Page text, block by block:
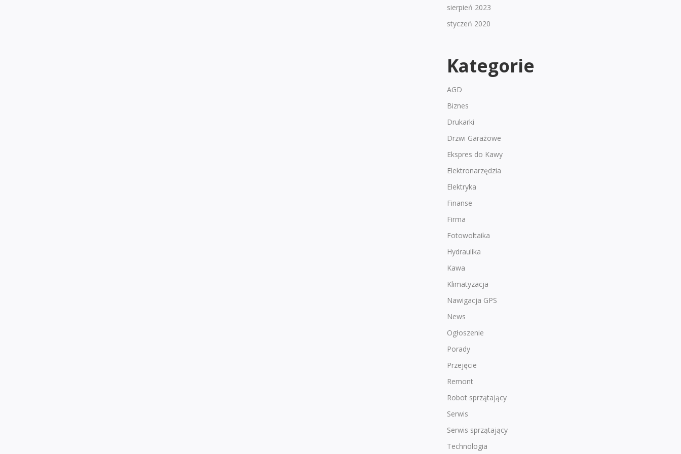
sierpień 2023
styczeń 2020
Kategorie
AGD
Biznes
Drukarki
Drzwi Garażowe
Ekspres do Kawy
Elektronarzędzia
Elektryka
Finanse
Firma
Fotowoltaika
Hydraulika
Kawa
Klimatyzacja
Nawigacja GPS
News
Ogłoszenie
Porady
Przejęcie
Remont
Robot sprzątający
Serwis
Serwis sprzątający
Technologia